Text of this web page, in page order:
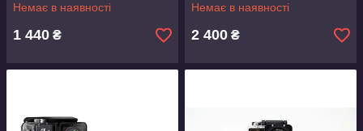
Немає в наявності
1 440 ₴
Немає в наявності
2 400 ₴